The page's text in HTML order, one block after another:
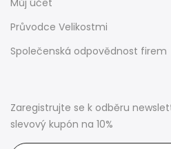
Průvodce Velikostmi
Společenská odpovědnost firem
Zaregistrujte se k odběru
slevový kupón na 10%